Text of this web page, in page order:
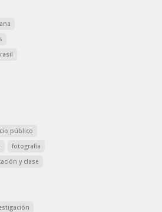
público
fotografía
y clase